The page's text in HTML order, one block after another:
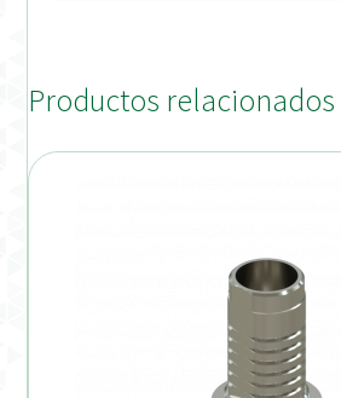
Productos relacionados